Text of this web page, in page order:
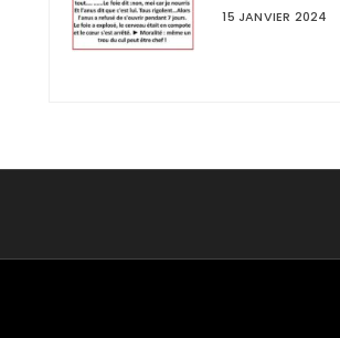
15 JANVIER 2024